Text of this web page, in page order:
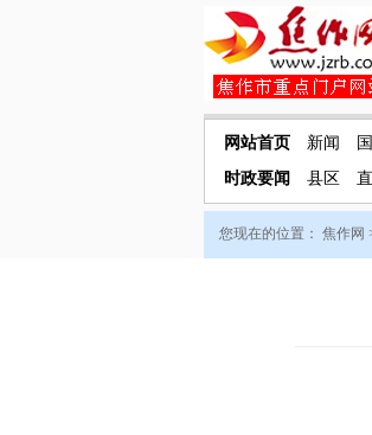
网站首页 新闻
时政要闻
县区
您现在的位置： 焦作网